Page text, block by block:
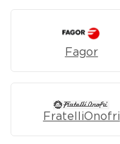
Fagor
FratelliOnofri